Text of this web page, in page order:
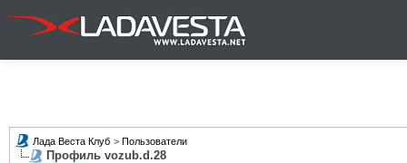
Лада Веста Клуб > Пользователи
Профиль vozub.d.28